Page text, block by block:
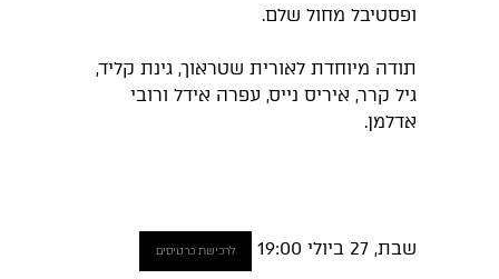
ופסטיבל מחול שלם.
תודה מיוחדת לאורית שטראוך, גינת קליד,
גיל קרר, איריס נייס, עפרה אידל ורובי
אדלמן.
שבת, 27 ביולי 19:00 לרכישת כרטיסים